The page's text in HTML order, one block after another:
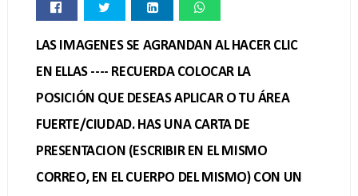
LAS IMAGENES SE AGRANDAN AL HACER CLIC
EN ELLAS ---- RECUERDA COLOCAR LA
POSICIÓN QUE DESEAS APLICAR O TU ÁREA
FUERTE/CIUDAD. HAS UNA CARTA DE
PRESENTACION (ESCRIBIR EN EL MISMO
CORREO, EN EL CUERPO DEL MISMO) CON UN